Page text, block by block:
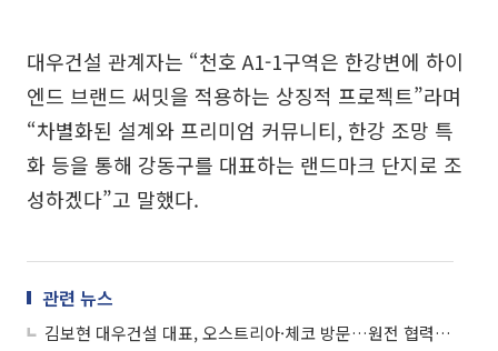
대우건설 관계자는 “천호 A1-1구역은 한강변에 하이
엔드 브랜드 써밋을 적용하는 상징적 프로젝트”라며
“차별화된 설계와 프리미엄 커뮤니티, 한강 조망 특
화 등을 통해 강동구를 대표하는 랜드마크 단지로 조
성하겠다”고 말했다.
관련 뉴스
김보현 대우건설 대표, 오스트리아·체코 방문…원전 협력 강화